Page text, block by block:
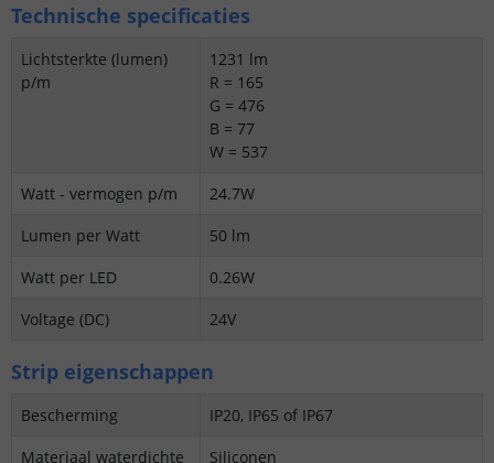
Technische specificaties
Lichtsterkte (lumen)
p/m
1231 lm
R = 165
G = 476
B = 77
W = 537
Watt - vermogen p/m
24.7W
Lumen per Watt
50 lm
Watt per LED
0.26W
Voltage (DC)
24V
Strip eigenschappen
Bescherming
IP20, IP65 of IP67
Materiaal waterdichte
Siliconen